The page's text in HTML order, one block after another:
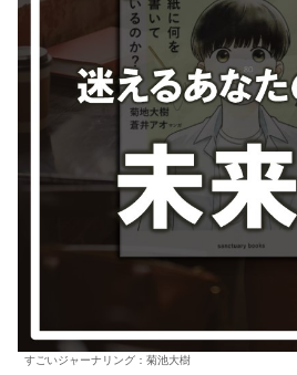
すごいジャーナリング：菊池大樹